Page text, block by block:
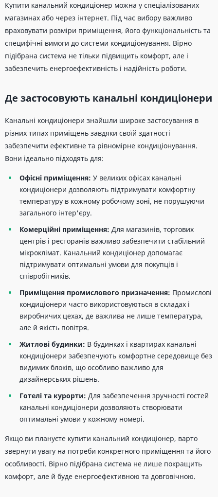
Купити канальний кондиціонер можна у спеціалізованих
магазинах або через інтернет. Під час вибору важливо
враховувати розміри приміщення, його функціональність та
специфічні вимоги до системи кондиціонування. Вірно
підібрана система не тільки підвищить комфорт, але і
забезпечить енергоефективність і надійність роботи.
Де застосовують канальні кондиціонери
Канальні кондиціонери знайшли широке застосування в
різних типах приміщень завдяки своїй здатності
забезпечити ефективне та рівномірне кондиціонування.
Вони ідеально підходять для:
Офісні приміщення: У великих офісах канальні
кондиціонери дозволяють підтримувати комфортну
температуру в кожному робочому зоні, не порушуючи
загального інтер'єру.
Комерційні приміщення: Для магазинів, торгових
центрів і ресторанів важливо забезпечити стабільний
мікроклімат. Канальний кондиціонер допомагає
підтримувати оптимальні умови для покупців і
співробітників.
Приміщення промислового призначення: Промислові
кондиціонери часто використовуються в складах і
виробничих цехах, де важлива не лише температура,
але й якість повітря.
Житлові будинки: В будинках і квартирах канальні
кондиціонери забезпечують комфортне середовище без
видимих блоків, що особливо важливо для
дизайнерських рішень.
Готелі та курорти: Для забезпечення зручності гостей
канальні кондиціонери дозволяють створювати
оптимальні умови у кожному номері.
Якщо ви плануєте купити канальний кондиціонер, варто
звернути увагу на потреби конкретного приміщення та його
особливості. Вірно підібрана система не лише покращить
комфорт, але й буде енергоефективною та довговічною.